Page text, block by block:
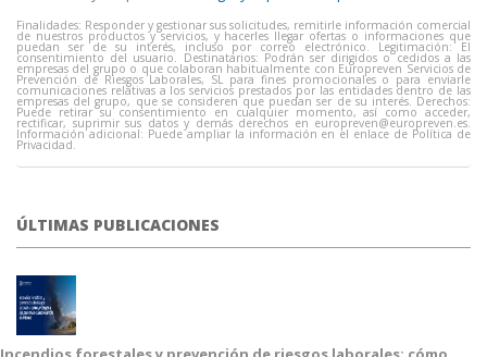
Finalidades: Responder y gestionar sus solicitudes, remitirle información comercial
de nuestros productos y servicios, y hacerles llegar ofertas o informaciones que
puedan ser de su interés, incluso por correo electrónico. Legitimación: El
consentimiento del usuario. Destinatarios: Podrán ser dirigidos o cedidos a las
empresas del grupo o que colaboran habitualmente con Europreven Servicios de
Prevención de Riesgos Laborales, SL para fines promocionales o para enviarle
comunicaciones relativas a los servicios prestados por las entidades dentro de las
empresas del grupo, que se consideren que puedan ser de su interés. Derechos:
Puede retirar su consentimiento en cualquier momento, así como acceder,
rectificar, suprimir sus datos y demás derechos en europreven@europreven.es.
Información adicional: Puede ampliar la información en el enlace de Política de
Privacidad.
ÚLTIMAS PUBLICACIONES